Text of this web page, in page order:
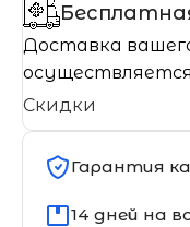
Доставка
Скидки
Гарантия
14 дней на